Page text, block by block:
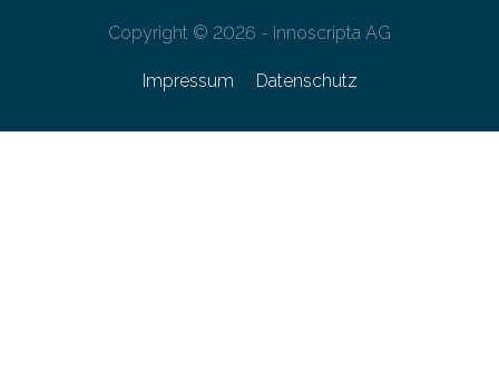
Copyright © 2026 - innoscripta AG
Impressum Datenschutz